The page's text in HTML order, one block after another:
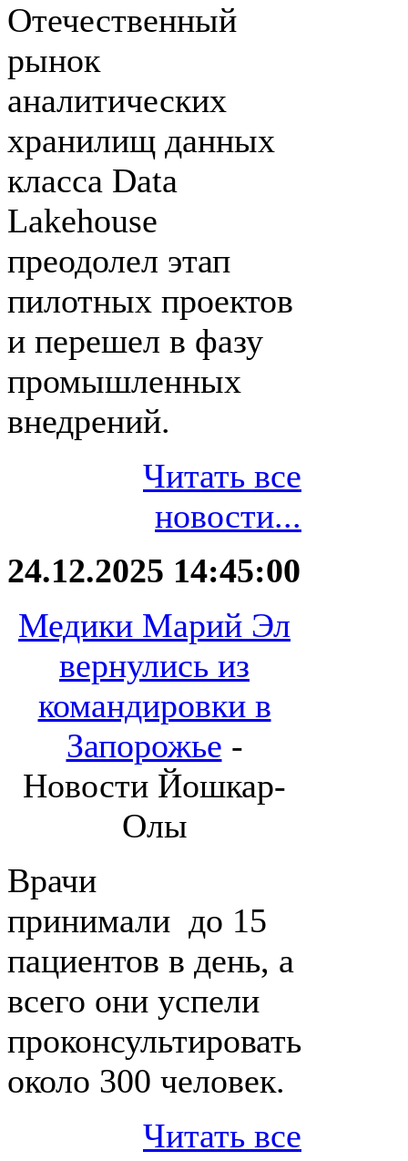
Отечественный
рынок
аналитических
хранилищ данных
класса Data
Lakehouse
преодолел этап
пилотных проектов
и перешел в фазу
промышленных
внедрений.
Читать все
новости...
24.12.2025 14:45:00
Медики Марий Эл
вернулись из
командировки в
Запорожье -
Новости Йошкар-
Олы
Врачи
принимали до 15
пациентов в день, а
всего они успели
проконсультировать
около 300 человек.
Читать все